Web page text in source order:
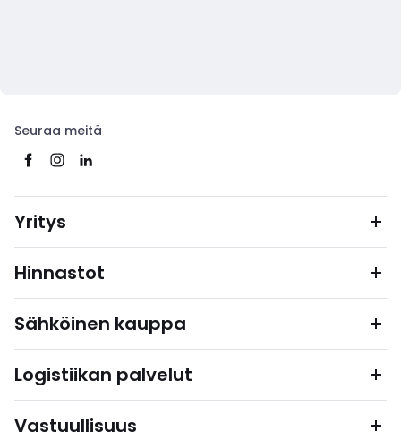
Seuraa meitä
Yritys
Hinnastot
Sähköinen kauppa
Logistiikan palvelut
Vastuullisuus